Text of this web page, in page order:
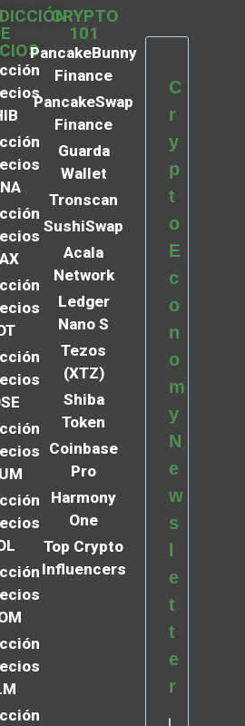
CRYPTO
101
PancakeBunny
Finance
PancakeSwap
Finance
Guarda
Wallet
Tronscan
SushiSwap
Acala
Network
Ledger
Nano S
Tezos
(XTZ)
Shiba
Token
Coinbase
Pro
Harmony
One
Top Crypto
Influencers
C
r
y
p
t
o
E
c
o
n
o
m
y
N
e
w
s
e
t
t
e
r